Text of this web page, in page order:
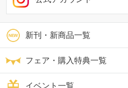
新刊・新商品一覧
フェア・購入特典一覧
イベント一覧